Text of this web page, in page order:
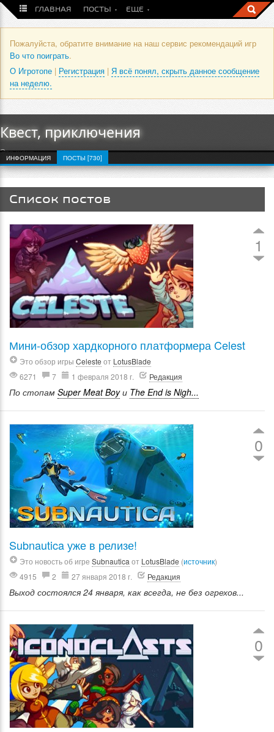
ГЛАВНАЯ ПОСТЫ ЕЩЕ
Пожалуйста, обратите внимание на наш сервис рекомендаций игр
Во что поиграть.
О Игротопе | Регистрация | Я всё понял, скрыть данное сообщение
на неделю.
Квест, приключения
Это жанр
ИНФОРМАЦИЯ ПОСТЫ [730]
Список постов
1
Мини-обзор хардкорного платформера Celest
Это обзор игры Celeste от LotusBlade
6271
7 1 февраля 2018 г. Редакция
По стопам Super Meat Boyи The End is Nigh...
0
Subnautica уже в релизе!
Это новость об игре Subnautica от LotusBlade (источник)
4915
2 27 января 2018 г. Редакция
Выход состоялся 24 января, как всегда, не без огрехов...
0